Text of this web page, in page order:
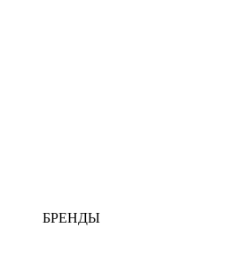
БРЕНДЫ